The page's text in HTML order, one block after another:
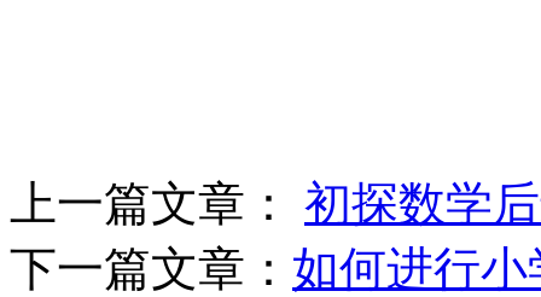
上一篇文章： 初探数学
下一篇文章： 如何进行